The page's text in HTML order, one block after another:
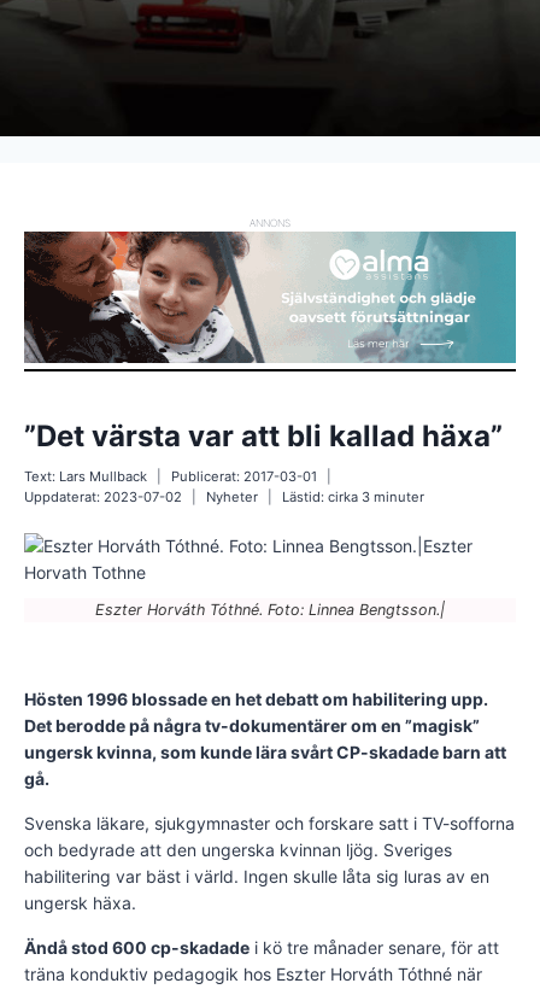
ANNONS
”Det värsta var att bli kallad häxa”
Text: Lars Mullback Publicerat: 2017-03-01
Uppdaterat: 2023-07-02 Nyheter Lästid: cirka 3minuter
Eszter Horváth Tóthné. Foto: Linnea Bengtsson.|
Hösten 1996 blossade en het debatt om habilitering upp.
Det berodde på några tv-dokumentärer om en ”magisk”
ungersk kvinna, som kunde lära svårt CP-skadade barn att
gå.
Svenska läkare, sjukgymnaster och forskare satt i TV-sofforna
och bedyrade att den ungerska kvinnan ljög. Sveriges
habilitering var bäst i värld. Ingen skulle låta sig luras av en
ungersk häxa.
Ändå stod 600 cp-skadade i kö tre månader senare, för att
träna konduktiv pedagogik hos Eszter Horváth Tóthné när